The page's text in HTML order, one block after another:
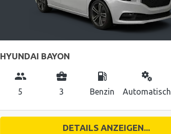
HYUNDAI BAYON
group
5
business_center
3
local_gas_station
Benzin
miscellaneous_services
Automatisch
DETAILS ANZEIGEN...